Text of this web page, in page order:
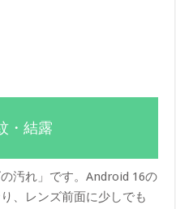
・結露
汚れ」です。Android 16の
、レンズ前面に少しでも